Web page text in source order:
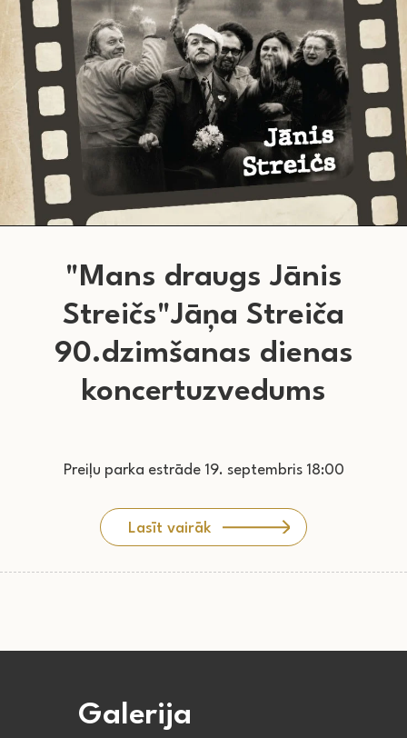
"Mans draugs Jānis
Streičs"Jāņa Streiča
90.dzimšanas dienas
koncertuzvedums
Preiļu parka estrāde 19. septembris 18:00
Lasīt vairāk
Galerija